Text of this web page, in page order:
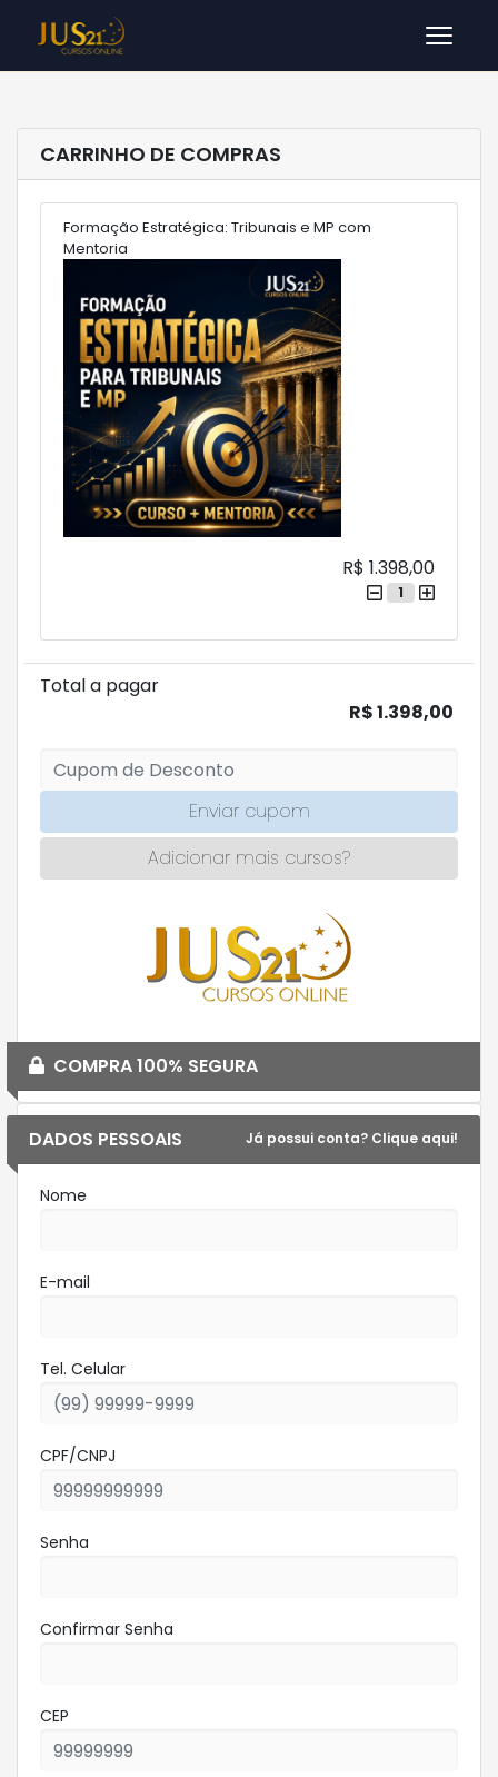
DADOS PESSOAIS Já possui conta? Clique aqui!
Nome
E-mail
Tel. Celular
CPF/CNPJ
Senha
Confirmar Senha
CEP
CARRINHO DE COMPRAS
Formação Estratégica: Tribunais e MP com
Mentoria
R$ 1.398,00
1
Total a pagar
R$ 1.398,00
Enviar cupom
Adicionar mais cursos?
COMPRA 100% SEGURA